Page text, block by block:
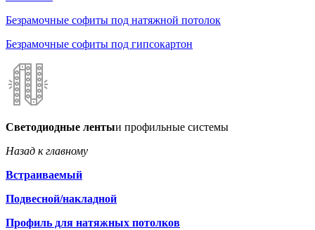
Безрамочные софиты под натяжной потолок
Безрамочные софиты под гипсокартон
Светодиодные лентыи профильные системы
Назад к главному
Встраиваемый
Подвесной/накладной
Профиль для натяжных потолков